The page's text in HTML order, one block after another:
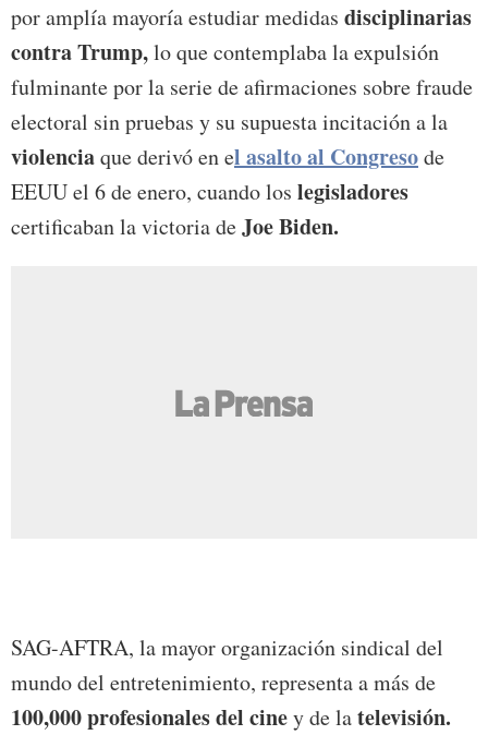
por amplía mayoría estudiar medidas disciplinarias
contra Trump,lo que contemplaba la expulsión
fulminante por la serie de afirmaciones sobre fraude
electoral sin pruebas y su supuesta incitación a la
violenciaque derivó en el asalto al Congresode
EEUU el 6 de enero, cuando los legisladores
certificaban la victoria deJoe Biden.
SAG-AFTRA, la mayor organización sindical del
mundo del entretenimiento, representa a más de
100,000 profesionales del ciney de latelevisión.